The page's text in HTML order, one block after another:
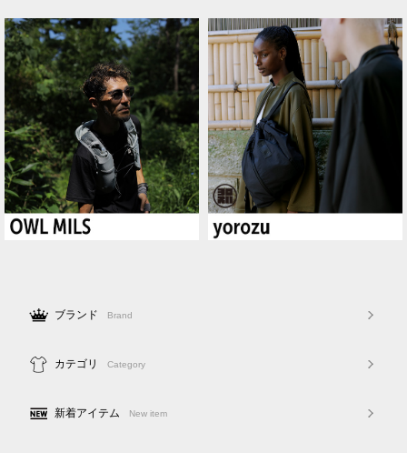
ブランド Brand
カテゴリ Category
新着アイテム New item